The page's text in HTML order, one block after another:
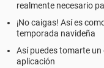
realmente necesario
¡No caigas! Así es
temporada navideña
Así puedes tomarte
aplicación